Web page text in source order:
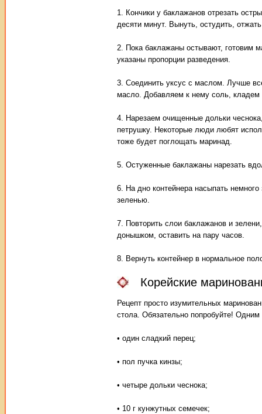
1. Кончики у баклажанов отрезать
десяти минут. Вынуть, остудить,
2. Пока баклажаны остывают, готовим
указаны пропорции разведения.
3. Соединить уксус с маслом. Лучше
масло. Добавляем к нему соль, кладем
4. Нарезаем очищенные дольки
петрушку. Некоторые люди любят
тоже будет поглощать маринад.
5. Остуженные баклажаны нарезать
6. На дно контейнера насыпать
зеленью.
7. Повторить слои баклажанов и
донышком, оставить на пару часов.
8. Вернуть контейнер в нормальное
Корейские
Рецепт просто изумительных
стола. Обязательно попробуйте!
• один сладкий перец;
• пол пучка кинзы;
• четыре дольки чеснока;
• 10 г кунжутных семечек;